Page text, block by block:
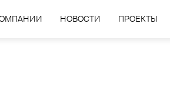
НОВОСТИ ПРОЕКТЫ